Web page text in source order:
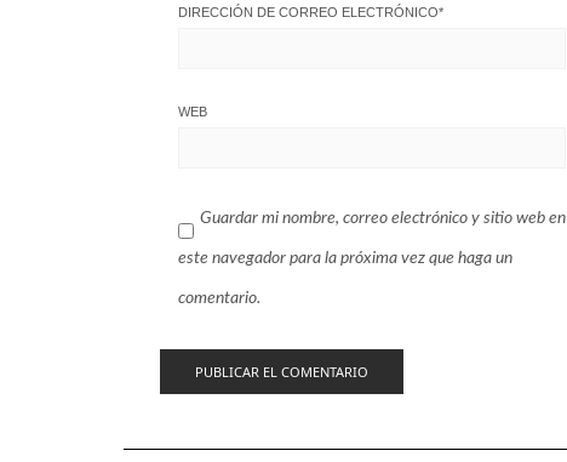
DIRECCIÓN DE CORREO ELECTRÓNICO*
WEB
Guardar mi nombre, correo electrónico y sitio web en
este navegador para la próxima vez que haga un
comentario.